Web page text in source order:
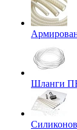
Шланги